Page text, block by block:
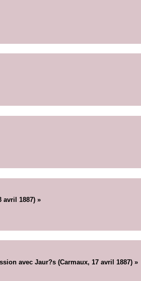
avril 1887) »
avec Jaur?s (Carmaux, 17 avril 1887) »